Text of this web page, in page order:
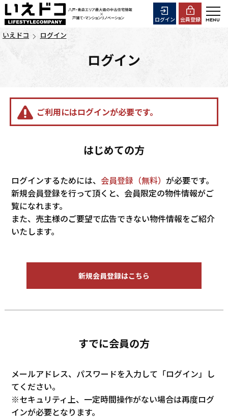
ログイン 会員登録
いえドコ ログイン
ログイン
ご利用にはログインが必要です。
はじめての方
ログインするためには、 会員登録（無料） が必要です。
新規会員登録を行って頂くと、会員限定の物件情報がご
覧になれます。
また、売主様のご要望で広告できない物件情報をご紹介
いたします。
新規会員登録はこちら
すでに会員の方
メールアドレス、パスワードを入力して「ログイン」し
てください。
※セキュリティ上、一定時間操作がない場合は再度ログ
インが必要となります。